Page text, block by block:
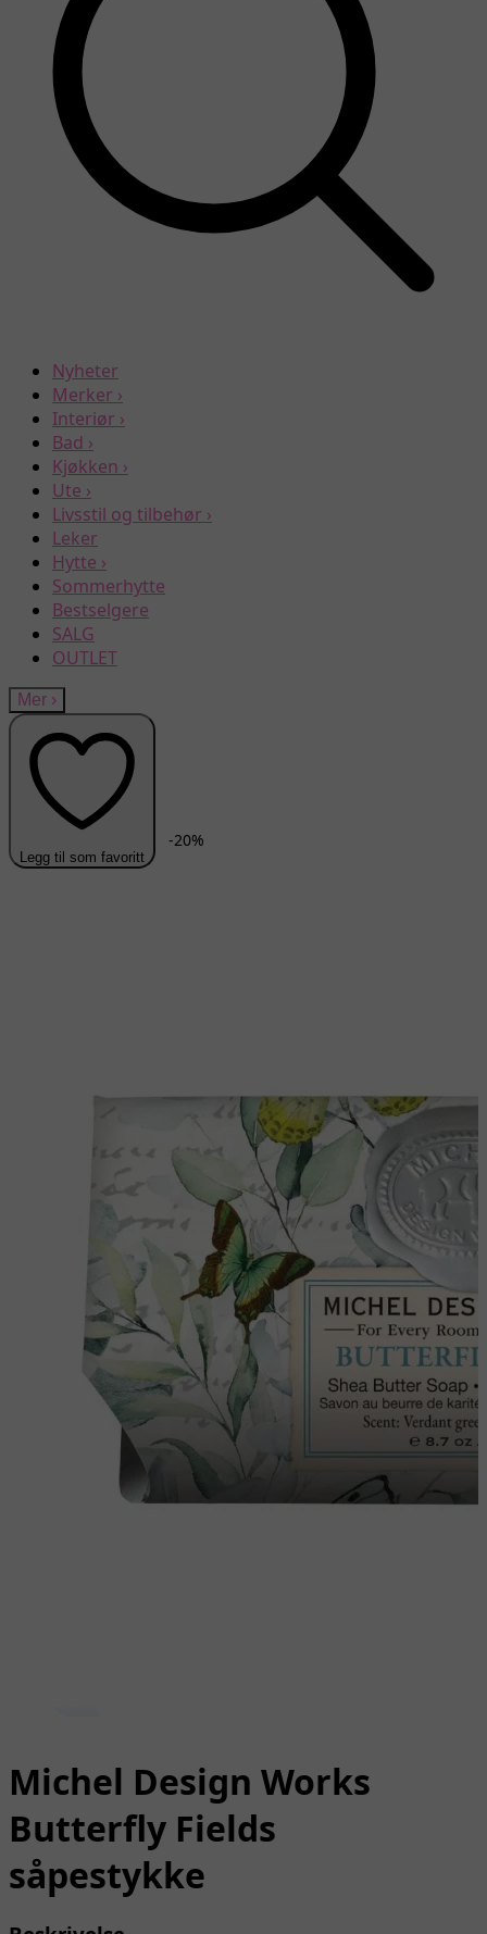
Nyheter
Merker ›
Interiør ›
Bad ›
Kjøkken ›
Ute ›
Livsstil og tilbehør ›
Leker
Hytte ›
Sommerhytte
Bestselgere
SALG
OUTLET
Mer ›
Legg til som favoritt
-20%
Michel Design Works
Butterfly Fields
såpestykke